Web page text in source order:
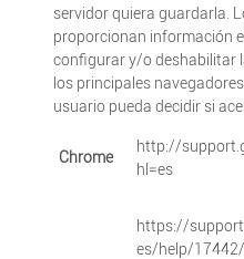
servidor quiera guardarla.
proporcionan información
configurar y/o deshabilitar
los principales
usuario pueda decidir si
Chrome
http://
hl=es
https://
es/help/